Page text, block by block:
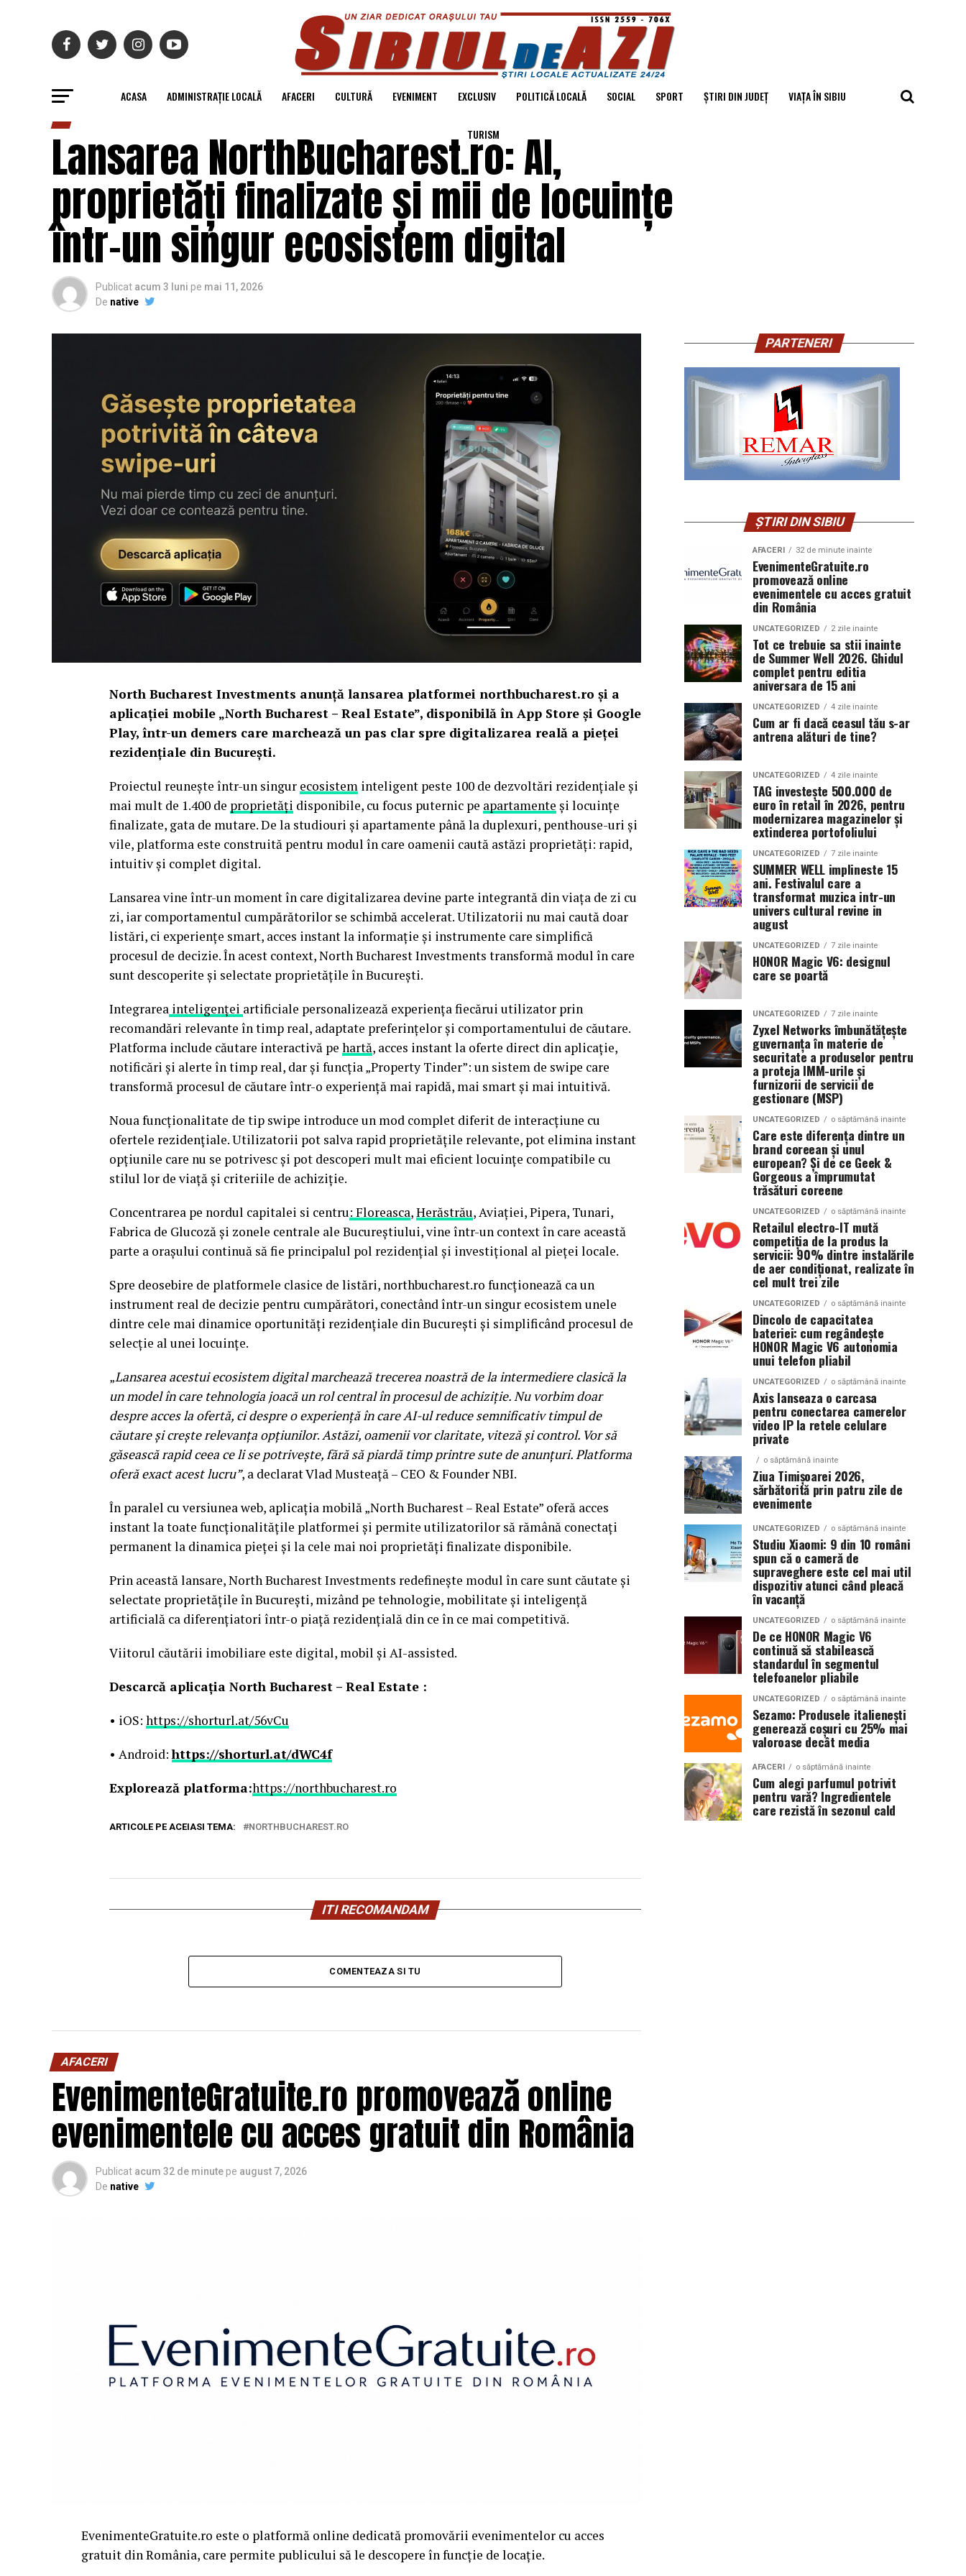
ACASA ADMINISTRAȚIE LOCALĂ AFACERI CULTURĂ EVENIMENT EXCLUSIV POLITICĂ LOCALĂ SOCIAL SPORT ȘTIRI DIN JUDEȚ VIAȚA ÎN SIBIU
TURISM
Lansarea NorthBucharest.ro: AI,
proprietăți finalizate și mii de locuințe
într-un singur ecosistem digital
Publicat acum 3 luni pe mai 11, 2026
De native
North Bucharest Investments anunță lansarea platformei northbucharest.ro și a
aplicației mobile „North Bucharest – Real Estate”, disponibilă în App Store și Google
Play, într-un demers care marchează un pas clar spre digitalizarea reală a pieței
rezidențiale din București.
Proiectul reunește într-un singur ecosistem inteligent peste 100 de dezvoltări rezidențiale și
mai mult de 1.400 de proprietăți disponibile, cu focus puternic pe apartamente și locuințe
finalizate, gata de mutare. De la studiouri și apartamente până la duplexuri, penthouse-uri și
vile, platforma este construită pentru modul în care oamenii caută astăzi proprietăți: rapid,
intuitiv și complet digital.
Lansarea vine într-un moment în care digitalizarea devine parte integrantă din viața de zi cu
zi, iar comportamentul cumpărătorilor se schimbă accelerat. Utilizatorii nu mai caută doar
listări, ci experiențe smart, acces instant la informație și instrumente care simplifică
procesul de decizie. În acest context, North Bucharest Investments transformă modul în care
sunt descoperite și selectate proprietățile în București.
Integrarea inteligenței artificiale personalizează experiența fiecărui utilizator prin
recomandări relevante în timp real, adaptate preferințelor și comportamentului de căutare.
Platforma include căutare interactivă pe hartă, acces instant la oferte direct din aplicație,
notificări și alerte în timp real, dar și funcția „Property Tinder”: un sistem de swipe care
transformă procesul de căutare într-o experiență mai rapidă, mai smart și mai intuitivă.
Noua funcționalitate de tip swipe introduce un mod complet diferit de interacțiune cu
ofertele rezidențiale. Utilizatorii pot salva rapid proprietățile relevante, pot elimina instant
opțiunile care nu se potrivesc și pot descoperi mult mai eficient locuințe compatibile cu
stilul lor de viață și criteriile de achiziție.
Concentrarea pe nordul capitalei si centru: Floreasca,Herăstrău, Aviației, Pipera, Tunari,
Fabrica de Glucoză și zonele centrale ale Bucureștiului, vine într-un context în care această
parte a orașului continuă să fie principalul pol rezidențial și investițional al pieței locale.
Spre deosebire de platformele clasice de listări, northbucharest.ro funcționează ca un
instrument real de decizie pentru cumpărători, conectând într-un singur ecosistem unele
dintre cele mai dinamice oportunități rezidențiale din București și simplificând procesul de
selecție al unei locuințe.
„Lansarea acestui ecosistem digital marchează trecerea noastră de la intermediere clasică la
un model în care tehnologia joacă un rol central în procesul de achiziție. Nu vorbim doar
despre acces la ofertă, ci despre o experiență în care AI-ul reduce semnificativ timpul de
căutare și crește relevanța opțiunilor. Astăzi, oamenii vor claritate, viteză și control. Vor să
găsească rapid ceea ce li se potrivește, fără să piardă timp printre sute de anunțuri. Platforma
oferă exact acest lucru”, a declarat Vlad Musteață – CEO & Founder NBI.
În paralel cu versiunea web, aplicația mobilă „North Bucharest – Real Estate” oferă acces
instant la toate funcționalitățile platformei și permite utilizatorilor să rămână conectați
permanent la dinamica pieței și la cele mai noi proprietăți finalizate disponibile.
Prin această lansare, North Bucharest Investments redefinește modul în care sunt căutate și
selectate proprietățile în București, mizând pe tehnologie, mobilitate și inteligență
artificială ca diferențiatori într-o piață rezidențială din ce în ce mai competitivă.
Viitorul căutării imobiliare este digital, mobil și AI-assisted.
Descarcă aplicația North Bucharest – Real Estate :
• iOS: https://shorturl.at/56vCu
• Android:https://shorturl.at/dWC4f
Explorează platforma:https://northbucharest.ro
ARTICOLE PE ACEIASI TEMA: NORTHBUCHAREST.RO
ITI RECOMANDAM
COMENTEAZA SI TU
AFACERI
EvenimenteGratuite.ro promovează online
evenimentele cu acces gratuit din România
Publicat acum 32 de minute pe august 7, 2026
De native
EvenimenteGratuite.ro este o platformă online dedicată promovării evenimentelor cu acces
gratuit din România, care permite publicului să le descopere în funcție de locație.
PARTENERI
ȘTIRI DIN SIBIU
AFACERI 32 de minute inainte
EvenimenteGratuite.ro
promovează online
evenimentele cu acces gratuit
din România
UNCATEGORIZED 2 zile inainte
Tot ce trebuie sa stii inainte
de Summer Well 2026. Ghidul
complet pentru editia
aniversara de 15 ani
UNCATEGORIZED 4 zile inainte
Cum ar fi dacă ceasul tău s-ar
antrena alături de tine?
UNCATEGORIZED 4 zile inainte
TAG investește 500.000 de
euro în retail în 2026, pentru
modernizarea magazinelor și
extinderea portofoliului
UNCATEGORIZED 7 zile inainte
SUMMER WELL implineste 15
ani. Festivalul care a
transformat muzica intr-un
univers cultural revine in
august
UNCATEGORIZED 7 zile inainte
HONOR Magic V6: designul
care se poartă
UNCATEGORIZED 7 zile inainte
Zyxel Networks îmbunătățește
guvernanța în materie de
securitate a produselor pentru
a proteja IMM-urile și
furnizorii de servicii de
gestionare (MSP)
UNCATEGORIZED o săptămână inainte
Care este diferența dintre un
brand coreean și unul
european? Și de ce Geek &
Gorgeous a împrumutat
trăsături coreene
UNCATEGORIZED o săptămână inainte
Retailul electro-IT mută
competiția de la produs la
servicii: 90% dintre instalările
de aer condiționat, realizate în
cel mult trei zile
UNCATEGORIZED o săptămână inainte
Dincolo de capacitatea
bateriei: cum regândește
HONOR Magic V6 autonomia
unui telefon pliabil
UNCATEGORIZED o săptămână inainte
Axis lanseaza o carcasa
pentru conectarea camerelor
video IP la retele celulare
private
o săptămână inainte
Ziua Timișoarei 2026,
sărbătorită prin patru zile de
evenimente
UNCATEGORIZED o săptămână inainte
Studiu Xiaomi: 9 din 10 români
spun că o cameră de
supraveghere este cel mai util
dispozitiv atunci când pleacă
în vacanță
UNCATEGORIZED o săptămână inainte
De ce HONOR Magic V6
continuă să stabilească
standardul în segmentul
telefoanelor pliabile
UNCATEGORIZED o săptămână inainte
Sezamo: Produsele italienești
generează coșuri cu 25% mai
valoroase decât media
AFACERI o săptămână inainte
Cum alegi parfumul potrivit
pentru vară? Ingredientele
care rezistă în sezonul cald